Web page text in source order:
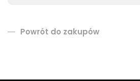
Powrót do zakupów